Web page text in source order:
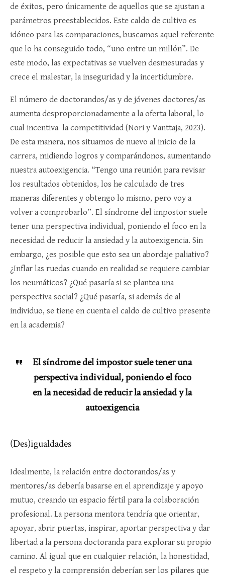
de éxitos, pero únicamente de aquellos que se ajustan a
parámetros preestablecidos. Este caldo de cultivo es
idóneo para las comparaciones, buscamos aquel referente
que lo ha conseguido todo, “uno entre un millón”. De
este modo, las expectativas se vuelven desmesuradas y
crece el malestar, la inseguridad y la incertidumbre.
El número de doctorandos/as y de jóvenes doctores/as
aumenta desproporcionadamente a la oferta laboral, lo
cual incentiva la competitividad (Nori y Vanttaja, 2023).
De esta manera, nos situamos de nuevo al inicio de la
carrera, midiendo logros y comparándonos, aumentando
nuestra autoexigencia. “Tengo una reunión para revisar
los resultados obtenidos, los he calculado de tres
maneras diferentes y obtengo lo mismo, pero voy a
volver a comprobarlo”. El síndrome del impostor suele
tener una perspectiva individual, poniendo el foco en la
necesidad de reducir la ansiedad y la autoexigencia. Sin
embargo, ¿es posible que esto sea un abordaje paliativo?
¿Inflar las ruedas cuando en realidad se requiere cambiar
los neumáticos? ¿Qué pasaría si se plantea una
perspectiva social? ¿Qué pasaría, si además de al
individuo, se tiene en cuenta el caldo de cultivo presente
en la academia?
El síndrome del impostor suele tener una
perspectiva individual, poniendo el foco
en la necesidad de reducir la ansiedad y la
autoexigencia
(Des)igualdades
Idealmente, la relación entre doctorandos/as y
mentores/as debería basarse en el aprendizaje y apoyo
mutuo, creando un espacio fértil para la colaboración
profesional. La persona mentora tendría que orientar,
apoyar, abrir puertas, inspirar, aportar perspectiva y dar
libertad a la persona doctoranda para explorar su propio
camino. Al igual que en cualquier relación, la honestidad,
el respeto y la comprensión deberían ser los pilares que